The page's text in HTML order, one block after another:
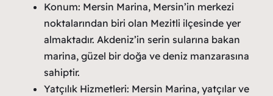
Konum: Mersin Marina, Mersin’in merkezi
noktalarından biri olan Mezitli ilçesinde yer
almaktadır. Akdeniz’in serin sularına bakan
marina, güzel bir doğa ve deniz manzarasına
sahiptir.
Yatçılık Hizmetleri: Mersin Marina, yatçılar ve